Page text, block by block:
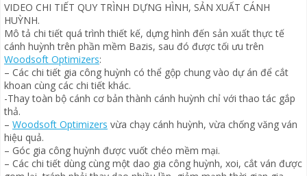
VIDEO CHI TIẾT QUY TRÌNH DỰNG HÌNH, SẢN XUẤT CÁNH
HUỲNH.
Mô tả chi tiết quá trình thiết kế, dựng hình đến sản xuất thực tế
cánh huỳnh trên phần mềm Bazis, sau đó được tối ưu trên
Woodsoft Optimizers:
– Các chi tiết gia công huỳnh có thể gộp chung vào dự án để cắt
khoan cùng các chi tiết khác.
-Thay toàn bộ cánh cơ bản thành cánh huỳnh chỉ với thao tác gắp
thả.
– Woodsoft Optimizers vừa chạy cánh huỳnh, vừa chống văng ván
hiệu quả.
– Góc gia công huỳnh được vuốt chéo mềm mại.
– Các chi tiết dùng cùng một dao gia công huỳnh, xoi, cắt ván được